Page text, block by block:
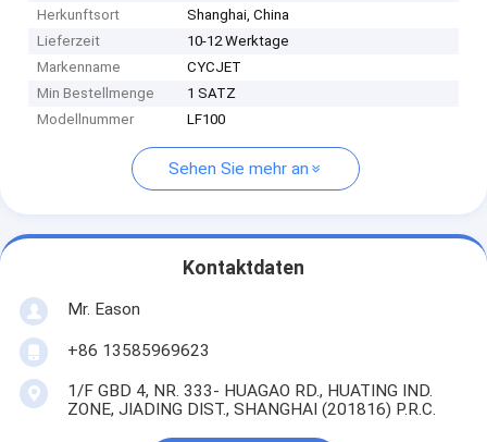
Herkunftsort
Shanghai, China
Lieferzeit
10-12 Werktage
Markenname
CYCJET
Min Bestellmenge
1 SATZ
Modellnummer
LF100
Sehen Sie mehr an
Kontaktdaten
Mr. Eason
+86 13585969623
1/F GBD 4, NR. 333- HUAGAO RD., HUATING IND.
ZONE, JIADING DIST., SHANGHAI (201816) P.R.C.